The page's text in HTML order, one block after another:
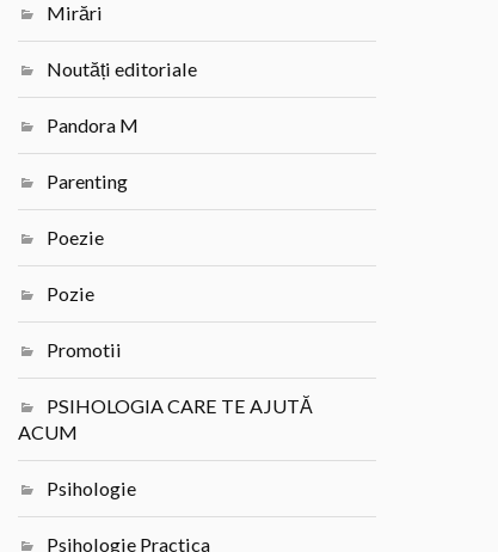
Mirări
Noutăți editoriale
Pandora M
Parenting
Poezie
Pozie
Promotii
PSIHOLOGIA CARE TE AJUTĂ
ACUM
Psihologie
Psihologie Practica